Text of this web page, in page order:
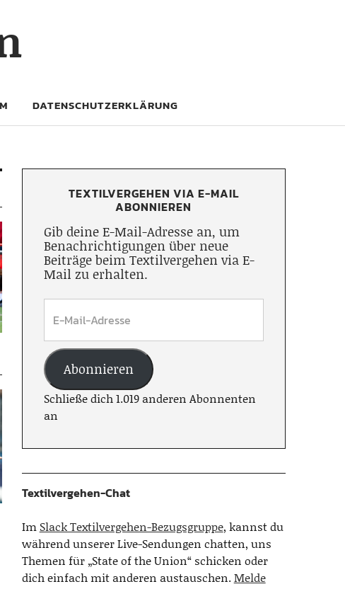
DATENSCHUTZERKLÄRUNG
TEXTILVERGEHEN VIA E-MAIL
ABONNIEREN
Gib deine E-Mail-Adresse an, um
Benachrichtigungen über neue
Beiträge beim Textilvergehen via E-
Mail zu erhalten.
Abonnieren
Schließe dich 1.019 anderen Abonnenten
an
Textilvergehen-Chat
Im Slack Textilvergehen-Bezugsgruppe, kannst du
während unserer Live-Sendungen chatten, uns
Themen für „State of the Union“ schicken oder
dich einfach mit anderen austauschen.Melde